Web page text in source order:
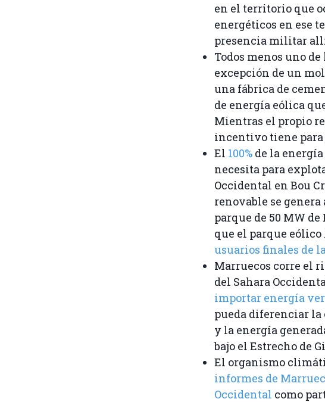
en el territorio que
energéticos en ese
presencia militar
Todos menos uno
excepción de un
una fábrica de
de energía eólica
Mientras el propio
incentivo tiene para
El 100% de la
necesita para
Occidental en Bou
renovable se genera
parque de 50 MW de
que el parque
usuarios finales de
Marruecos corre el
del Sahara
importar energía
pueda diferenciar la
y la energía
bajo el Estrecho de
El organismo
informes de
Occidental como